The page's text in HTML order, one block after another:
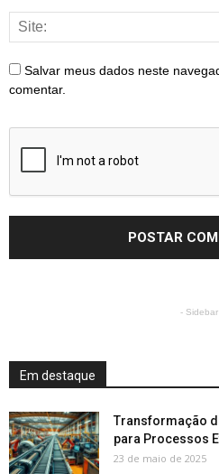
Salvar meus dados neste
comentar.
-
Em destaque
Transformação
para Processos
23 de maio de 2025